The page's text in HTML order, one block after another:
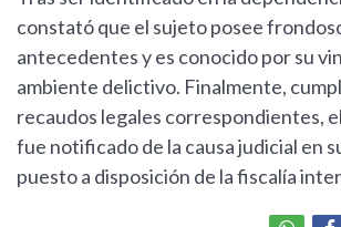
constató que el sujeto posee
antecedentes y es conocido por su
ambiente delictivo. Finalmente,
recaudos legales correspondientes,
fue notificado de la causa judicial en
puesto a disposición de la fiscalía